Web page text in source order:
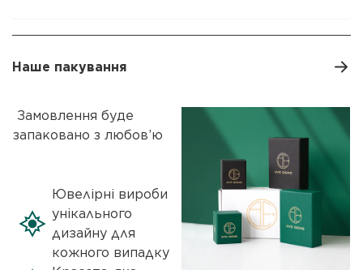
Наше пакування
Замовлення буде
запаковано з любов’ю
Ювелірні вироби
унікального
дизайну для
кожного випадку